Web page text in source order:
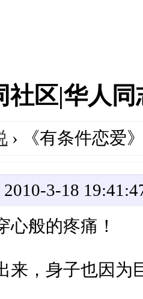
社区|华人
› 《有条件恋爱
3-18
心般的疼痛！
来，身子也因为